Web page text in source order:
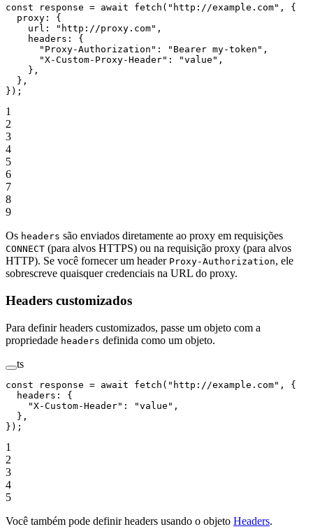
const response = await fetch ( "http://example.com" , {
  proxy: {
    url:
"http://proxy.com" ,
    headers: {
      "Proxy-Authorization"
: "Bearer my-token" ,
      "X-Custom-Proxy-Header"
: "value" ,
    },
  },
});
1
2
3
4
5
6
7
8
9
Os headers são enviados diretamente ao proxy em requisições
CONNECT (para alvos HTTPS) ou na requisição proxy (para alvos
HTTP). Se você fornecer um header Proxy-Authorization, ele
sobrescreve quaisquer credenciais na URL do proxy.
Headers customizados
Para definir headers customizados, passe um objeto com a
propriedade headers definida como um objeto.
ts
const response = await fetch ( "http://example.com" , {
  headers: {
    "X-Custom-Header"
: "value" ,
  },
});
1
2
3
4
5
Você também pode definir headers usando o objeto Headers.